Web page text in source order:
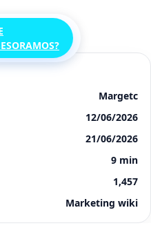
Margetc
12/06/2026
21/06/2026
9 min
1,457
Marketing wiki